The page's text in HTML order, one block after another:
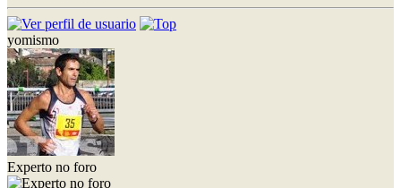
yomismo
Experto no foro